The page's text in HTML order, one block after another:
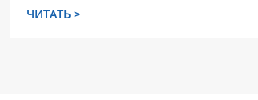
ЧИТАТЬ >